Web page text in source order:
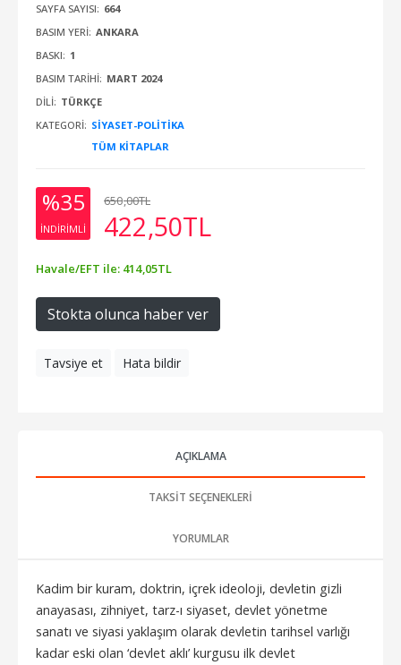
SAYFA SAYISI: 664
BASIM YERI: ANKARA
BASKI: 1
BASIM TARIHI: MART 2024
DILI: TÜRKÇE
KATEGORI: SIYASET-POLITIKA
TÜM KITAPLAR
%35
INDIRIMLI
650,00TL
422,50TL
Havale/EFT ile: 414,05TL
Stokta olunca haber ver
Tavsiye et Hata bildir
AÇIKLAMA
TAKSIT SEÇENEKLERI
YORUMLAR
Kadim bir kuram, doktrin, içrek ideoloji, devletin gizli
anayasası, zihniyet, tarz-ı siyaset, devlet yönetme
sanatı ve siyasi yaklaşım olarak devletin tarihsel varlığı
kadar eski olan ‘devlet aklı’ kurgusu ilk devlet